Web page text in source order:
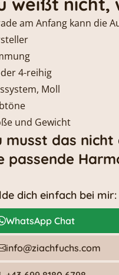
am Anfang kann die
4-reihig
Moll
und Gewicht
musst das
passende
dich einfach bei mir:
WhatsApp Chat
info@ziachfuchs.com